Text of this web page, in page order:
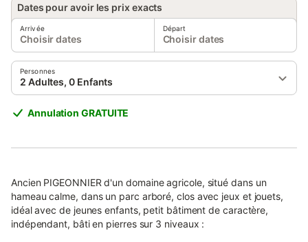
Dates pour avoir les prix exacts
Arrivée
Choisir dates
Départ
Choisir dates
Personnes
2 Adultes, 0 Enfants
Annulation GRATUITE
Ancien PIGEONNIER d'un domaine agricole, situé dans un
hameau calme, dans un parc arboré, clos avec jeux et jouets,
idéal avec de jeunes enfants, petit bâtiment de caractère,
indépendant, bâti en pierres sur 3 niveaux :